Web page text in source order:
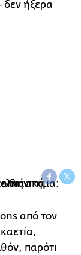
δεν ήξερα
από τον
παρότι